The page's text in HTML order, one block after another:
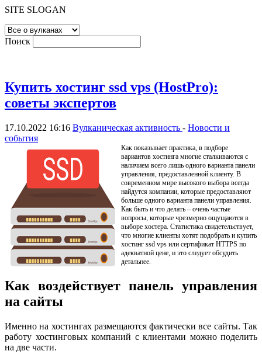
SITE SLOGAN
Поиск
Купить хостинг ssd vps (HostPro):
советы экспертов
17.10.2022 16:16 Вулканическая активность - Новости и
события
Как показывает практика, в подборе
вариантов хостинга многие сталкиваются с
наличием всего лишь одного варианта панели
управления, предоставленной клиенту. В
современном мире высокого выбора всегда
найдутся компании, которые предоставляют
больше одного варианта панели управления.
Как быть и что делать – очень частые
вопросы, которые чрезмерно ощущаются в
выборе хостера. Статистика свидетельствует,
что многие клиенты хотят подобрать и купить
хостинг ssd vps или сертификат HTTPS по
адекватной цене, и это следует обсудить
детальнее.
Как воздействует панель управления
на сайты
Именно на хостингах размещаются фактически все сайты. Так
работу хостинговых компаний с клиентами можно поделить
на две части.